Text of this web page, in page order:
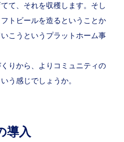
て、それを収穫します。そし
トビールを造るということか
こうというプラットホーム事
りから、よりコミュニティの
う感じでしょうか。
導入